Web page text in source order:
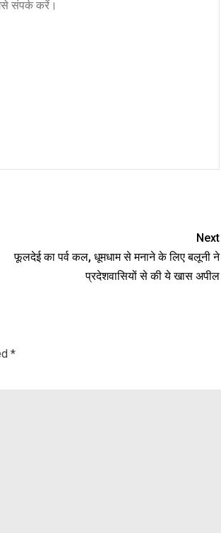
संपर्क करें।
Next
फूलदेई का पर्व कल, धूमधाम से मनाने के लिए बलूनी ने
प्रदेशवासियों से की ये खास अपील
*